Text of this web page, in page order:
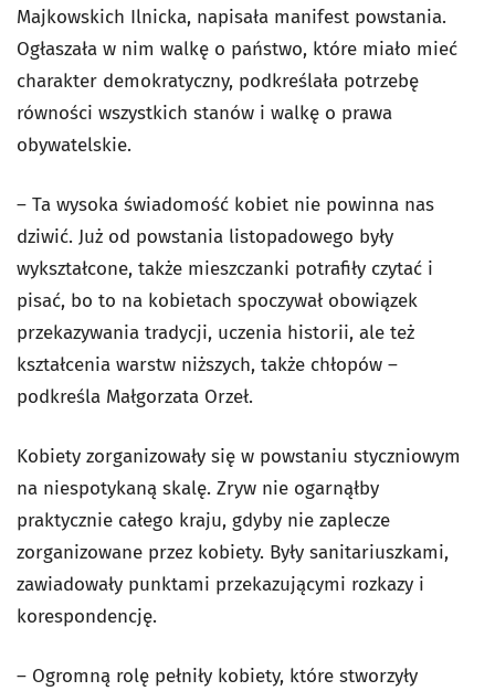
Majkowskich Ilnicka, napisała manifest powstania.
Ogłaszała w nim walkę o państwo, które miało mieć
charakter demokratyczny, podkreślała potrzebę
równości wszystkich stanów i walkę o prawa
obywatelskie.
– Ta wysoka świadomość kobiet nie powinna nas
dziwić. Już od powstania listopadowego były
wykształcone, także mieszczanki potrafiły czytać i
pisać, bo to na kobietach spoczywał obowiązek
przekazywania tradycji, uczenia historii, ale też
kształcenia warstw niższych, także chłopów –
podkreśla Małgorzata Orzeł.
Kobiety zorganizowały się w powstaniu styczniowym
na niespotykaną skalę. Zryw nie ogarnąłby
praktycznie całego kraju, gdyby nie zaplecze
zorganizowane przez kobiety. Były sanitariuszkami,
zawiadowały punktami przekazującymi rozkazy i
korespondencję.
– Ogromną rolę pełniły kobiety, które stworzyły